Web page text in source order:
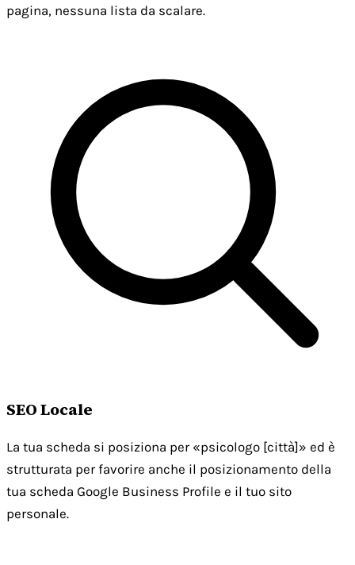
pagina, nessuna lista da scalare.
SEO Locale
La tua scheda si posiziona per «psicologo [città]» ed è
strutturata per favorire anche il posizionamento della
tua scheda Google Business Profile e il tuo sito
personale.